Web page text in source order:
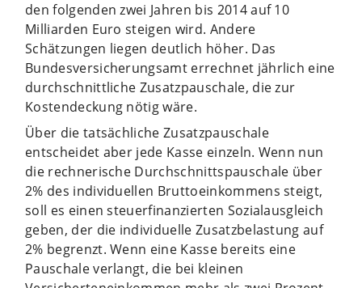
den folgenden zwei Jahren bis 2014 auf 10
Milliarden Euro steigen wird. Andere
Schätzungen liegen deutlich höher. Das
Bundesversicherungsamt errechnet jährlich eine
durchschnittliche Zusatzpauschale, die zur
Kostendeckung nötig wäre.
Über die tatsächliche Zusatzpauschale
entscheidet aber jede Kasse einzeln. Wenn nun
die rechnerische Durchschnittspauschale über
2% des individuellen Bruttoeinkommens steigt,
soll es einen steuerfinanzierten Sozialausgleich
geben, der die individuelle Zusatzbelastung auf
2% begrenzt. Wenn eine Kasse bereits eine
Pauschale verlangt, die bei kleinen